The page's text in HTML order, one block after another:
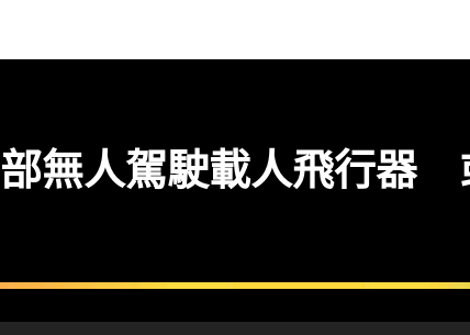
無人駕駛載人飛行器